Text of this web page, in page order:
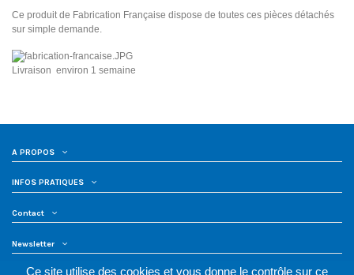
Ce produit de Fabrication Française dispose de toutes ces pièces détachés
sur simple demande.
Livraison environ 1 semaine
A PROPOS
INFOS PRATIQUES
Contact
Newsletter
Ce site utilise des cookies et vous donne le contrôle sur ce